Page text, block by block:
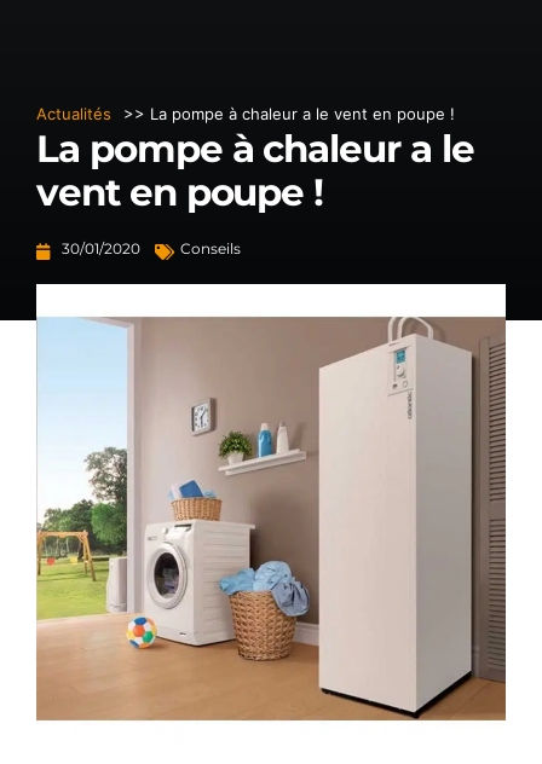
Actualités >> La pompe à chaleur a le vent en poupe !
La pompe à chaleur a le
vent en poupe !
30/01/2020 Conseils